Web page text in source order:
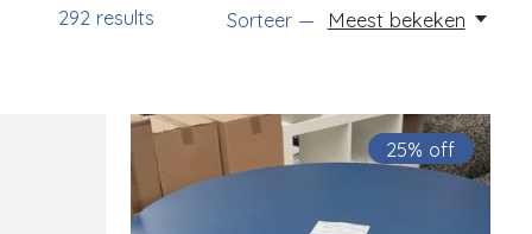
292 results Sorteer — Meest bekeken
25% off